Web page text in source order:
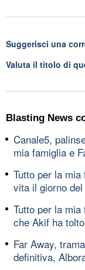
Suggerisci una
Valuta il titolo di
Blasting News
Canale5,
mia famiglia e
Tutto per la
vita il giorno
Tutto per la
che Akif ha
Far Away,
definitiva,